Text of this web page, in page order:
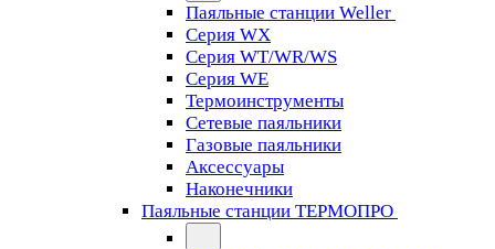
Паяльные станции Weller
Серия WX
Серия WT/WR/WS
Серия WE
Термоинструменты
Сетевые паяльники
Газовые паяльники
Аксессуары
Наконечники
Паяльные станции ТЕРМОПРО